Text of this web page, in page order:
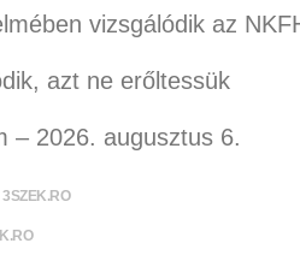
vizsgálódik az
azt ne erőltessük
– 2026. augusztus 6.
3SZEK.RO